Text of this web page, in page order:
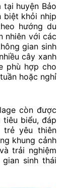
tại huyện Bảo
biệt khỏi nhịp
hướng du
nhiên với các
gian sinh
cây xanh
phù hợp cho
hoặc nghỉ
còn được
biểu, đáp
trẻ yêu thiên
khung cảnh
trải nghiệm
sinh thái